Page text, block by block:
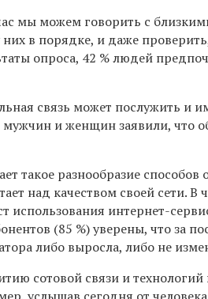
мы можем говорить с
них в порядке, и даже
опроса, 42 % людей
связь может послужить и
и женщин заявили, что
такое разнообразие
над качеством своей сети. В
использования интернет-
(85 %) уверены, что за
либо выросла, либо не
сотовой связи и